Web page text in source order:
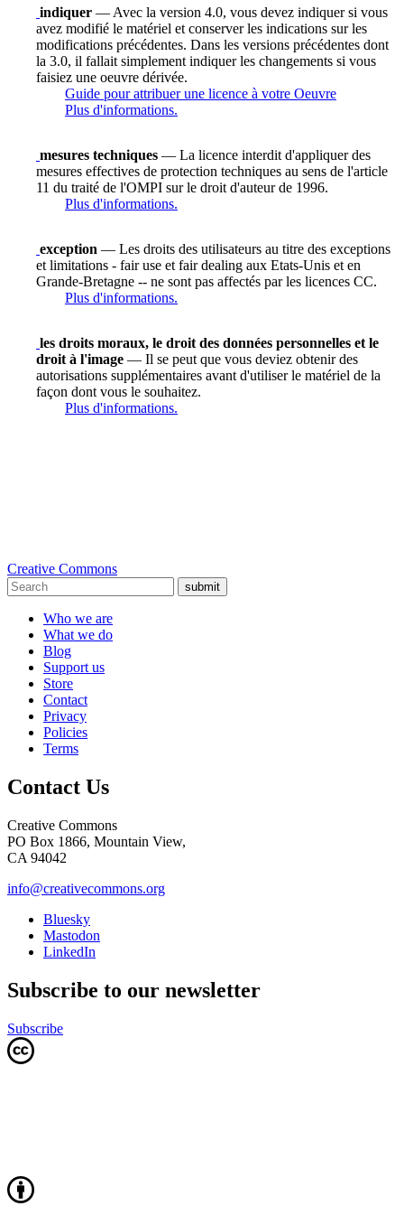
indiquer — Avec la version 4.0, vous devez indiquer si vous
avez modifié le matériel et conserver les indications sur les
modifications précédentes. Dans les versions précédentes dont
la 3.0, il fallait simplement indiquer les changements si vous
faisiez une oeuvre dérivée.
Guide pour attribuer une licence à votre Oeuvre
Plus d'informations.
mesures techniques — La licence interdit d'appliquer des
mesures effectives de protection techniques au sens de l'article
11 du traité de l'OMPI sur le droit d'auteur de 1996.
Plus d'informations.
exception — Les droits des utilisateurs au titre des exceptions
et limitations - fair use et fair dealing aux Etats-Unis et en
Grande-Bretagne -- ne sont pas affectés par les licences CC.
Plus d'informations.
les droits moraux, le droit des données personnelles et le
droit à l'image — Il se peut que vous deviez obtenir des
autorisations supplémentaires avant d'utiliser le matériel de la
façon dont vous le souhaitez.
Plus d'informations.
Creative Commons
submit
Who we are
What we do
Blog
Support us
Store
Contact
Privacy
Policies
Terms
Contact Us
Creative Commons
PO Box 1866, Mountain View,
CA 94042
info@creativecommons.org
Bluesky
Mastodon
LinkedIn
Subscribe to our newsletter
Subscribe